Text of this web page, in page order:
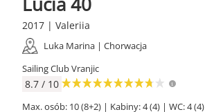
2017 | Valeriia
Luka Marina | Chorwacja
Sailing Club Vranjic
8.7 / 10
Max. osób: 10 (8+2) | Kabiny: 4 (4) | WC: 4 (4)